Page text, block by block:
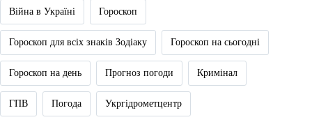
Війна в Україні Гороскоп
Гороскоп для всіх знаків Зодіаку Гороскоп на сьогодні
Гороскоп на день Прогноз погоди Кримінал
ГПВ Погода Укргідрометцентр